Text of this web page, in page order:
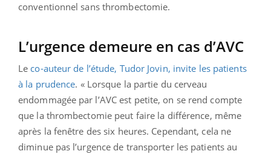
conventionnel sans thrombectomie.
L’urgence demeure en cas d’AVC
Le co-auteur de l’étude, Tudor Jovin, invite les patients
à la prudence. « Lorsque la partie du cerveau
endommagée par l’AVC est petite, on se rend compte
que la thrombectomie peut faire la différence, même
après la fenêtre des six heures. Cependant, cela ne
diminue pas l’urgence de transporter les patients au